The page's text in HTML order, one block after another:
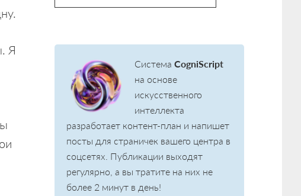
Я
Система CogniScript
на основе
искусственного
интеллекта
разработает контент-план и напишет
посты для страничек вашего центра в
соцсетях. Публикации выходят
регулярно, а вы тратите на них не
более 2 минут в день!